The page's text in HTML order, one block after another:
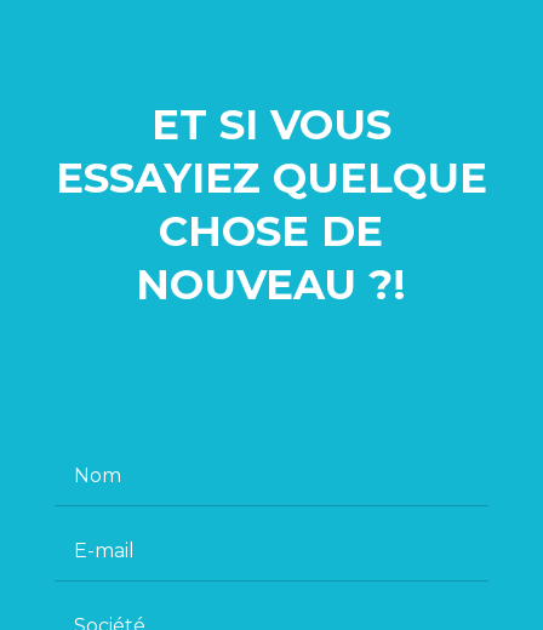
ET SI VOUS
ESSAYIEZ QUELQUE
CHOSE DE
NOUVEAU ?!